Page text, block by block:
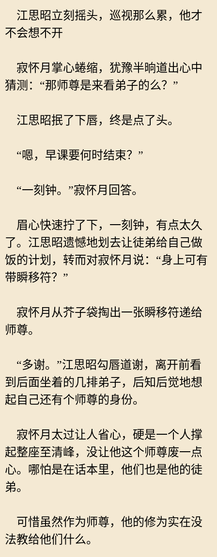
江思昭立刻摇头，巡视那么累，他才
不会想不开
寂怀月掌心蜷缩，犹豫半晌道出心中
猜测：“那师尊是来看弟子的么？”
江思昭抿了下唇，终是点了头。
“嗯，早课要何时结束？”
“一刻钟。”寂怀月回答。
眉心快速拧了下，一刻钟，有点太久
了。江思昭遗憾地划去让徒弟给自己做
饭的计划，转而对寂怀月说：“身上可有
带瞬移符？”
寂怀月从芥子袋掏出一张瞬移符递给
师尊。
“多谢。”江思昭勾唇道谢，离开前看
到后面坐着的几排弟子，后知后觉地想
起自己还有个师尊的身份。
寂怀月太过让人省心，硬是一个人撑
起整座至清峰，没让他这个师尊废一点
心。哪怕是在话本里，他们也是他的徒
弟。
可惜虽然作为师尊，他的修为实在没
法教给他们什么。